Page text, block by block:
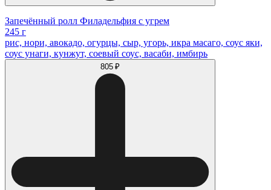
Запечённый ролл Филадельфия с угрем
245 г
рис, нори, авокадо, огурцы, сыр, угорь, икра масаго, соус яки,
соус унаги, кунжут, соевый соус, васаби, имбирь
805 ₽